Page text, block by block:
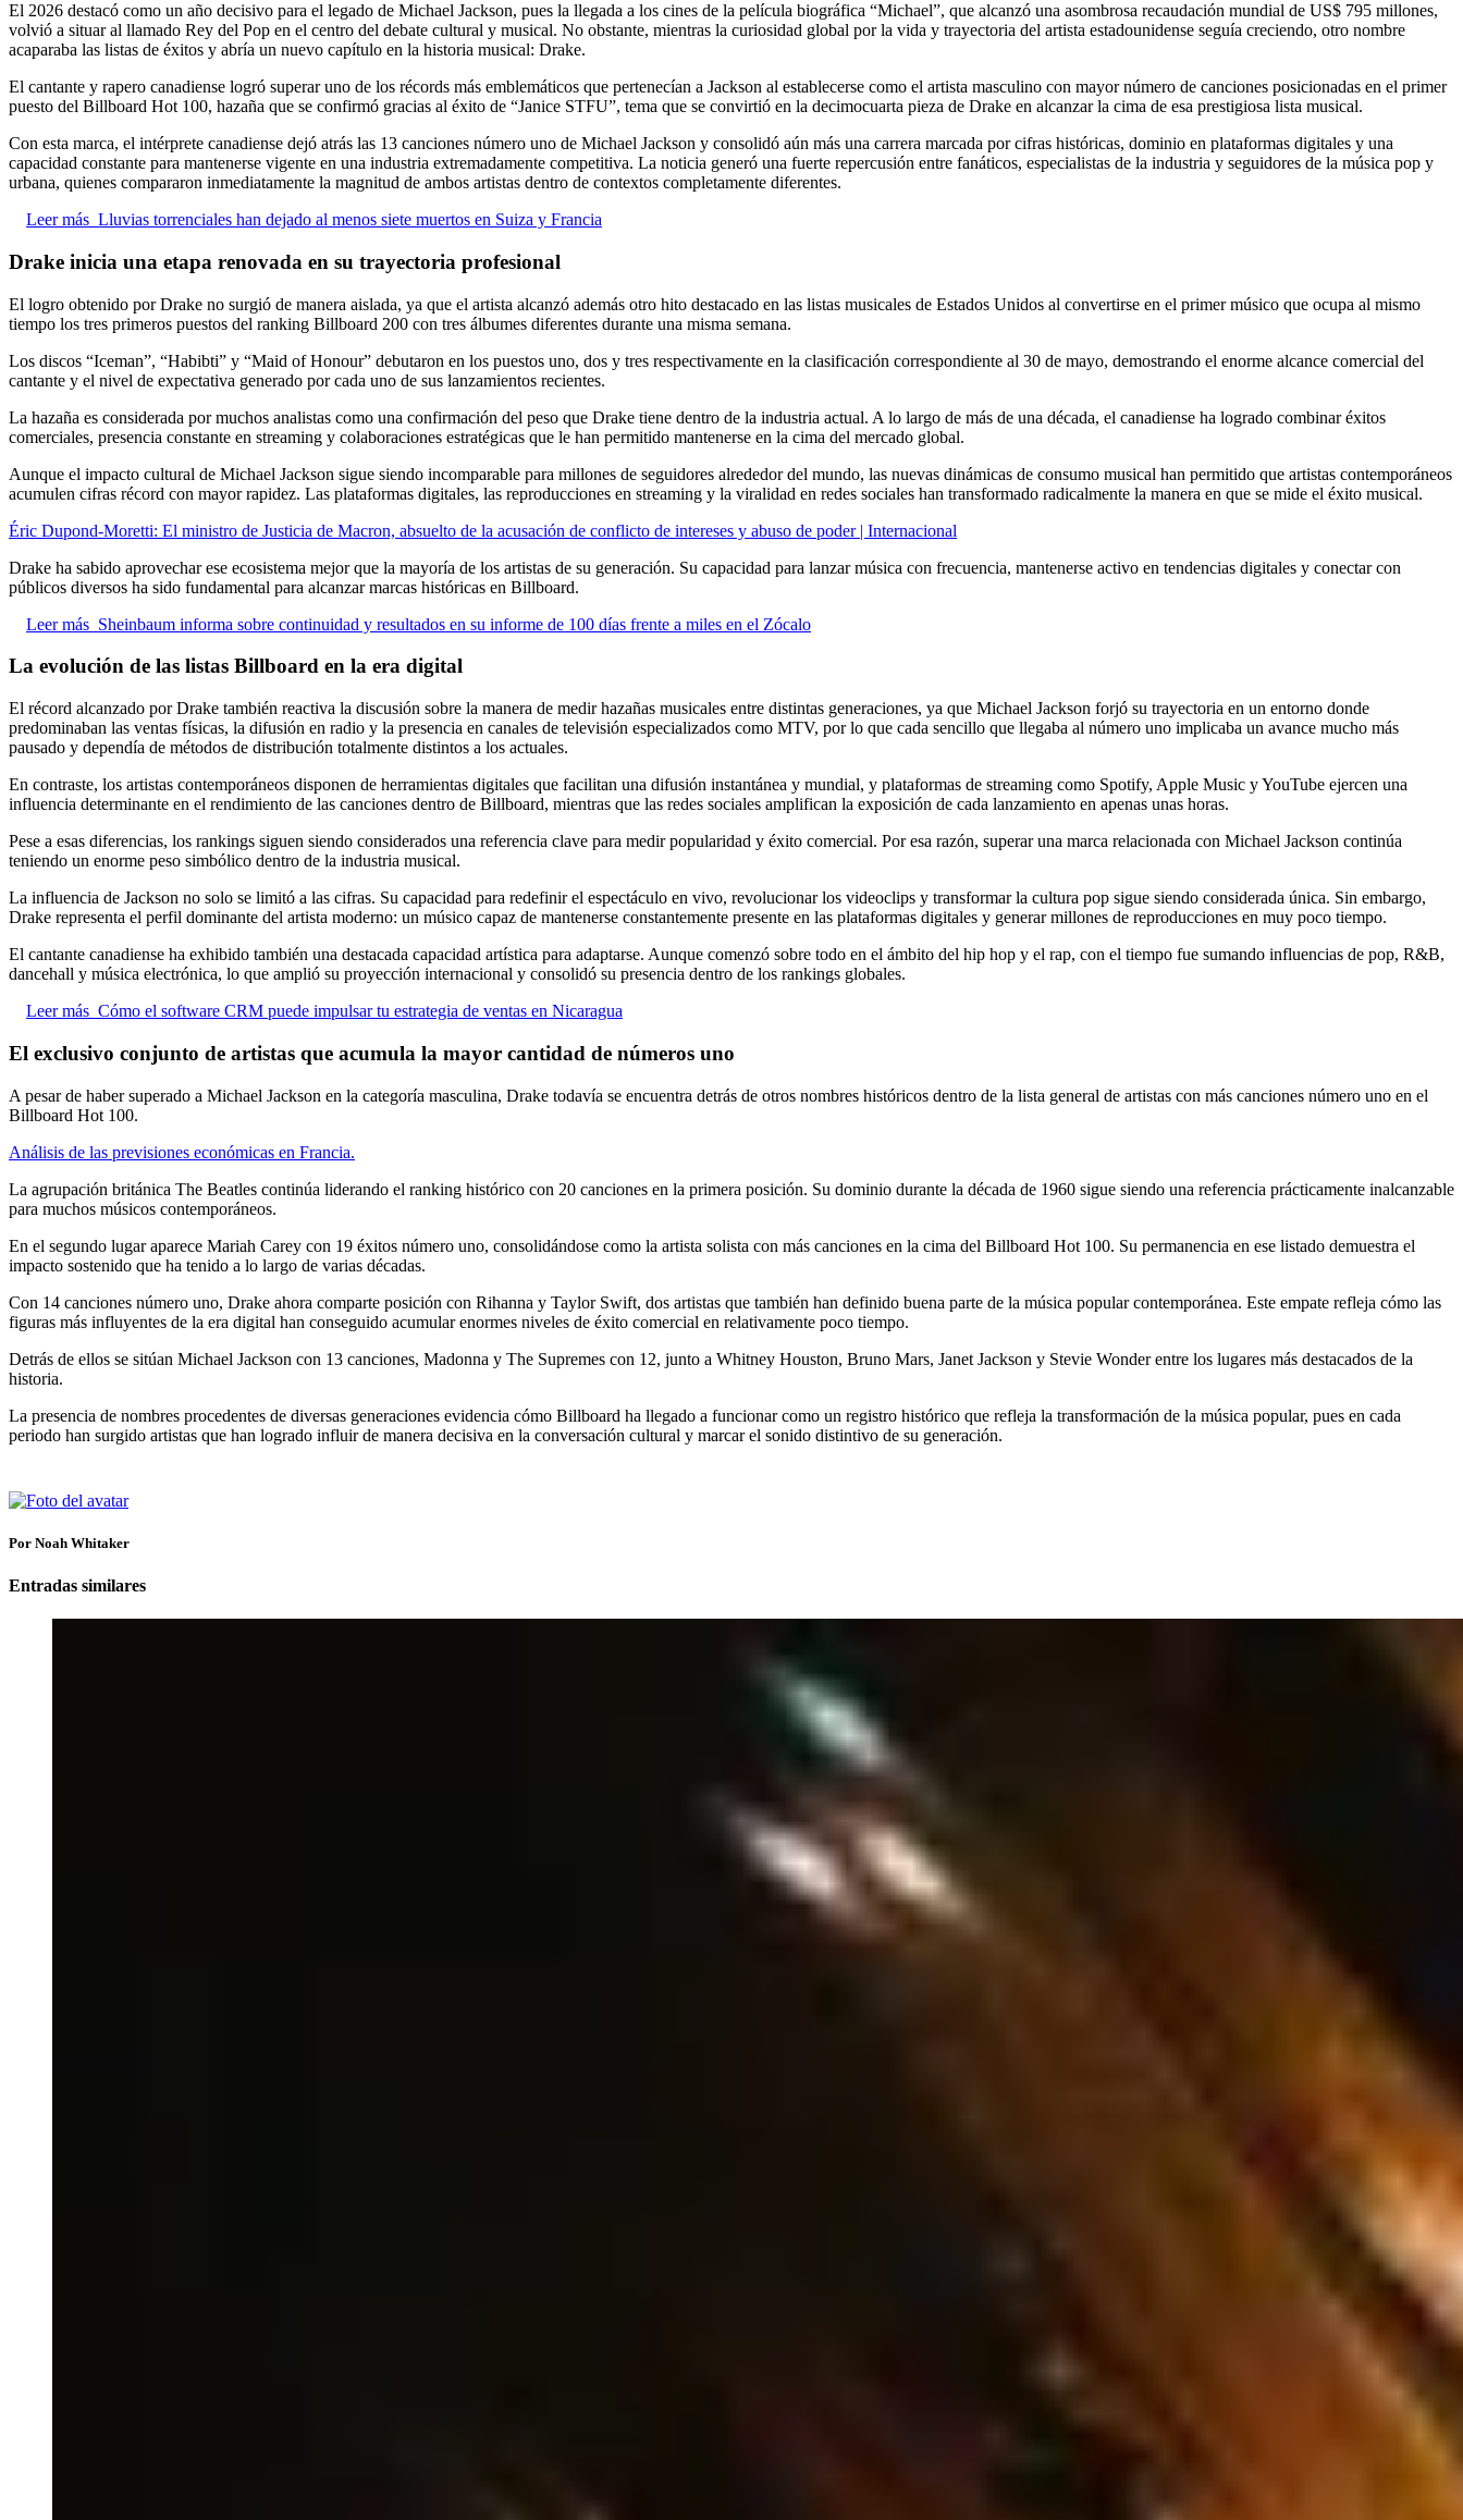
El 2026 destacó como un año decisivo para el legado de Michael Jackson, pues la llegada a los cines de la película biográfica “Michael”, que alcanzó una asombrosa recaudación mundial de US$ 795 millones,
volvió a situar al llamado Rey del Pop en el centro del debate cultural y musical. No obstante, mientras la curiosidad global por la vida y trayectoria del artista estadounidense seguía creciendo, otro nombre
acaparaba las listas de éxitos y abría un nuevo capítulo en la historia musical: Drake.
El cantante y rapero canadiense logró superar uno de los récords más emblemáticos que pertenecían a Jackson al establecerse como el artista masculino con mayor número de canciones posicionadas en el primer
puesto del Billboard Hot 100, hazaña que se confirmó gracias al éxito de “Janice STFU”, tema que se convirtió en la decimocuarta pieza de Drake en alcanzar la cima de esa prestigiosa lista musical.
Con esta marca, el intérprete canadiense dejó atrás las 13 canciones número uno de Michael Jackson y consolidó aún más una carrera marcada por cifras históricas, dominio en plataformas digitales y una
capacidad constante para mantenerse vigente en una industria extremadamente competitiva. La noticia generó una fuerte repercusión entre fanáticos, especialistas de la industria y seguidores de la música pop y
urbana, quienes compararon inmediatamente la magnitud de ambos artistas dentro de contextos completamente diferentes.
Leer más Lluvias torrenciales han dejado al menos siete muertos en Suiza y Francia
Drake inicia una etapa renovada en su trayectoria profesional
El logro obtenido por Drake no surgió de manera aislada, ya que el artista alcanzó además otro hito destacado en las listas musicales de Estados Unidos al convertirse en el primer músico que ocupa al mismo
tiempo los tres primeros puestos del ranking Billboard 200 con tres álbumes diferentes durante una misma semana.
Los discos “Iceman”, “Habibti” y “Maid of Honour” debutaron en los puestos uno, dos y tres respectivamente en la clasificación correspondiente al 30 de mayo, demostrando el enorme alcance comercial del
cantante y el nivel de expectativa generado por cada uno de sus lanzamientos recientes.
La hazaña es considerada por muchos analistas como una confirmación del peso que Drake tiene dentro de la industria actual. A lo largo de más de una década, el canadiense ha logrado combinar éxitos
comerciales, presencia constante en streaming y colaboraciones estratégicas que le han permitido mantenerse en la cima del mercado global.
Aunque el impacto cultural de Michael Jackson sigue siendo incomparable para millones de seguidores alrededor del mundo, las nuevas dinámicas de consumo musical han permitido que artistas contemporáneos
acumulen cifras récord con mayor rapidez. Las plataformas digitales, las reproducciones en streaming y la viralidad en redes sociales han transformado radicalmente la manera en que se mide el éxito musical.
Éric Dupond-Moretti: El ministro de Justicia de Macron, absuelto de la acusación de conflicto de intereses y abuso de poder | Internacional
Drake ha sabido aprovechar ese ecosistema mejor que la mayoría de los artistas de su generación. Su capacidad para lanzar música con frecuencia, mantenerse activo en tendencias digitales y conectar con
públicos diversos ha sido fundamental para alcanzar marcas históricas en Billboard.
Leer más Sheinbaum informa sobre continuidad y resultados en su informe de 100 días frente a miles en el Zócalo
La evolución de las listas Billboard en la era digital
El récord alcanzado por Drake también reactiva la discusión sobre la manera de medir hazañas musicales entre distintas generaciones, ya que Michael Jackson forjó su trayectoria en un entorno donde
predominaban las ventas físicas, la difusión en radio y la presencia en canales de televisión especializados como MTV, por lo que cada sencillo que llegaba al número uno implicaba un avance mucho más
pausado y dependía de métodos de distribución totalmente distintos a los actuales.
En contraste, los artistas contemporáneos disponen de herramientas digitales que facilitan una difusión instantánea y mundial, y plataformas de streaming como Spotify, Apple Music y YouTube ejercen una
influencia determinante en el rendimiento de las canciones dentro de Billboard, mientras que las redes sociales amplifican la exposición de cada lanzamiento en apenas unas horas.
Pese a esas diferencias, los rankings siguen siendo considerados una referencia clave para medir popularidad y éxito comercial. Por esa razón, superar una marca relacionada con Michael Jackson continúa
teniendo un enorme peso simbólico dentro de la industria musical.
La influencia de Jackson no solo se limitó a las cifras. Su capacidad para redefinir el espectáculo en vivo, revolucionar los videoclips y transformar la cultura pop sigue siendo considerada única. Sin embargo,
Drake representa el perfil dominante del artista moderno: un músico capaz de mantenerse constantemente presente en las plataformas digitales y generar millones de reproducciones en muy poco tiempo.
El cantante canadiense ha exhibido también una destacada capacidad artística para adaptarse. Aunque comenzó sobre todo en el ámbito del hip hop y el rap, con el tiempo fue sumando influencias de pop, R&B,
dancehall y música electrónica, lo que amplió su proyección internacional y consolidó su presencia dentro de los rankings globales.
Leer más Cómo el software CRM puede impulsar tu estrategia de ventas en Nicaragua
El exclusivo conjunto de artistas que acumula la mayor cantidad de números uno
A pesar de haber superado a Michael Jackson en la categoría masculina, Drake todavía se encuentra detrás de otros nombres históricos dentro de la lista general de artistas con más canciones número uno en el
Billboard Hot 100.
Análisis de las previsiones económicas en Francia.
La agrupación británica The Beatles continúa liderando el ranking histórico con 20 canciones en la primera posición. Su dominio durante la década de 1960 sigue siendo una referencia prácticamente inalcanzable
para muchos músicos contemporáneos.
En el segundo lugar aparece Mariah Carey con 19 éxitos número uno, consolidándose como la artista solista con más canciones en la cima del Billboard Hot 100. Su permanencia en ese listado demuestra el
impacto sostenido que ha tenido a lo largo de varias décadas.
Con 14 canciones número uno, Drake ahora comparte posición con Rihanna y Taylor Swift, dos artistas que también han definido buena parte de la música popular contemporánea. Este empate refleja cómo las
figuras más influyentes de la era digital han conseguido acumular enormes niveles de éxito comercial en relativamente poco tiempo.
Detrás de ellos se sitúan Michael Jackson con 13 canciones, Madonna y The Supremes con 12, junto a Whitney Houston, Bruno Mars, Janet Jackson y Stevie Wonder entre los lugares más destacados de la
historia.
La presencia de nombres procedentes de diversas generaciones evidencia cómo Billboard ha llegado a funcionar como un registro histórico que refleja la transformación de la música popular, pues en cada
periodo han surgido artistas que han logrado influir de manera decisiva en la conversación cultural y marcar el sonido distintivo de su generación.
Por Noah Whitaker
Entradas similares